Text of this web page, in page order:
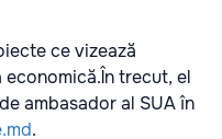
ce vizează
trecut, el
ambasador al SUA în
.